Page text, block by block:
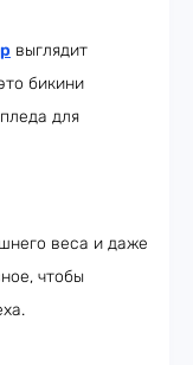
выглядит
бикини
для
веса и даже
чтобы